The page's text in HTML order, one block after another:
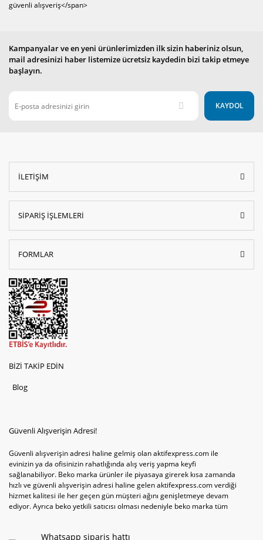
Kampanyalar ve en yeni ürünlerimizden ilk sizin haberiniz olsun,
mail adresinizi haber listemize ücretsiz kaydedin bizi takip etmeye
başlayın.
KAYDOL
İLETİŞİM
SİPARİŞ İŞLEMLERİ
FORMLAR
BİZİ TAKİP EDİN
Blog
Güvenli Alışverişin Adresi!
Güvenli alışverişin adresi haline gelmiş olan aktifexpress.com ile
evinizin ya da ofisinizin rahatlığında alış veriş yapma keyfi
sağlanabiliyor. Beko marka ürünler ile piyasaya girerek kısa zamanda
hızlı ve güvenli alışverişin adresi haline gelen aktifexpress.com verdiği
hizmet kalitesi ile her geçen gün müşteri ağını genişletmeye devam
ediyor. Ayrıca beko yetkili satıcısı olması nedeniyle beko marka tüm
televizyon ya da bulaşık makinesi değil aynı zamanda çamaşır makinesi
Whatsapp sipariş hattı